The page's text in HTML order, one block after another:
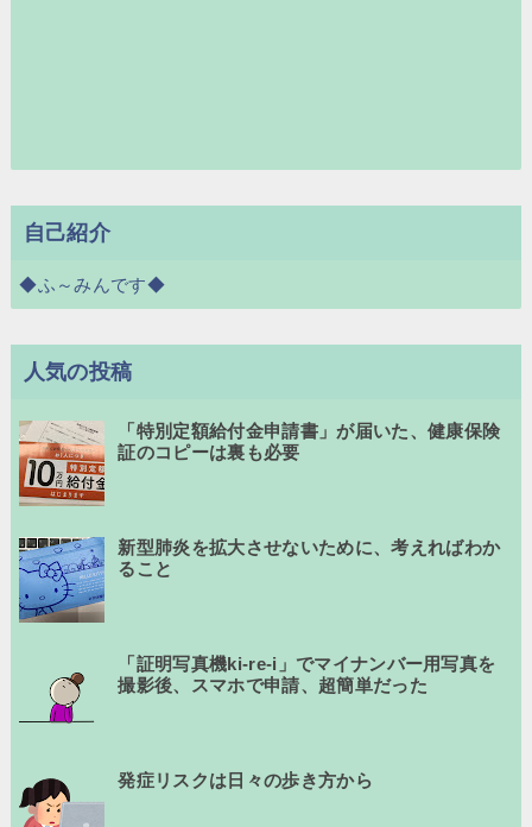
自己紹介
◆ふ～みんです◆
人気の投稿
「特別定額給付金申請書」が届いた、健康保険
証のコピーは裏も必要
新型肺炎を拡大させないために、考えればわか
ること
「証明写真機ki-re-i」でマイナンバー用写真を
撮影後、スマホで申請、超簡単だった
発症リスクは日々の歩き方から